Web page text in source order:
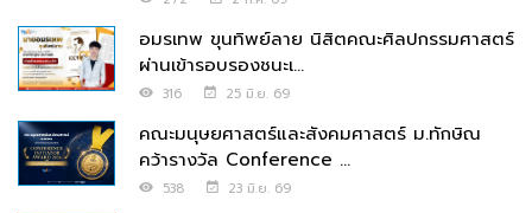
อมรเทพ ขุนทิพย์ลาย นิสิตคณะศิลปกรรมศาสตร์
ผ่านเข้ารอบรองชนะเ...
316 25 มิ.ย. 69
คณะมนุษยศาสตร์และสังคมศาสตร์ ม.ทักษิณ
คว้ารางวัล Conference ...
538 23 มิ.ย. 69